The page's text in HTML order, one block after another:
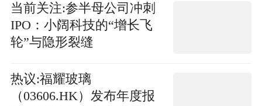
当前关注:参半母公司冲刺
IPO：小阔科技的“增长飞
轮”与隐形裂缝
热议:福耀玻璃
（03606.HK）发布年度报